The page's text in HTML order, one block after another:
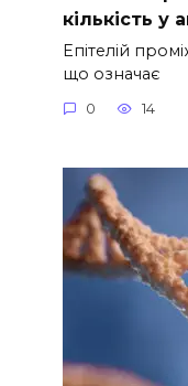
кількість у
Епітелій
що означає
0 14